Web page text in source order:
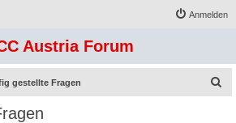
Anmelden
Austria Forum
gestellte Fragen